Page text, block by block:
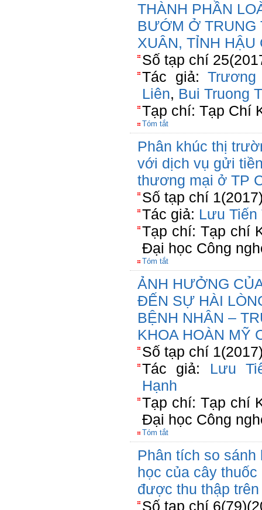
THÀNH PHẦN
BƯỚM Ở TRUNG
XUÂN, TỈNH HẬU
Số tạp chí
Tác giả:
Liên, Bui Truong
Tạp chí: Tạp Chí
Tóm tắt
Phân khúc thị
với dịch vụ gửi
thương mại ở TP
Số tạp chí
Tác giả: Lưu Tiến
Tạp chí: Tạp chí
Đại học Công
Tóm tắt
ẢNH HƯỞNG
ĐẾN SỰ HÀI
BỆNH NHÂN –
KHOA HOÀN MỸ
Số tạp chí
Tác giả: Lưu
Hạnh
Tạp chí: Tạp chí
Đại học Công
Tóm tắt
Phân tích so
học của cây
được thu thập
Số tạp chí